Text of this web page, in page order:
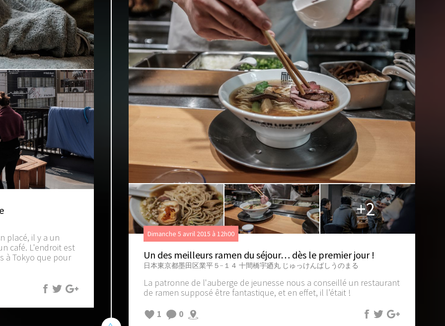
placé, il y a un
café. L'endroit est
à Tokyo que pour
+2
Dimanche 5 avril 2015 à 12h00
Un des meilleurs ramen du séjour… dès le premier jour !
日本東京都墨田区業平５−１４ 十間橋宇廼丸 じゅっけんばしうのまる
La patronne de l'auberge de jeunesse nous a conseillé un restaurant
de ramen supposé être fantastique, et en effet, il l’était !
1
0